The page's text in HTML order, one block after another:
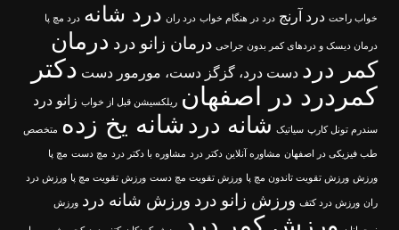
خواب راحت درد آرنج درد در هنگام خواب درد ران درد شانه درد مچ پا
درمان دیسک و دردهای کمر بدون جراحی درمان زانو درد درمان
کمر درد دست درد، گزگز دست، مورمور دست دکتر
کمردرد در اصفهان ریلکسیشن قبل از خواب زانو درد
سندرم تونل کارپ سیاتیک شانه درد شانه یخ زده متخصص
طب فیزیکی در اصفهان مشاوره آنلاین دکتر درد مشاوره با دکتر درد مچ دست مچ پا
ورزش ورزش تقویت تاندون مچ پا ورزش تقویت مچ دست ورزش تقویت مچ پا ورزش درد
ران ورزش درد کتف ورزش زانو درد ورزش شانه درد ورزش